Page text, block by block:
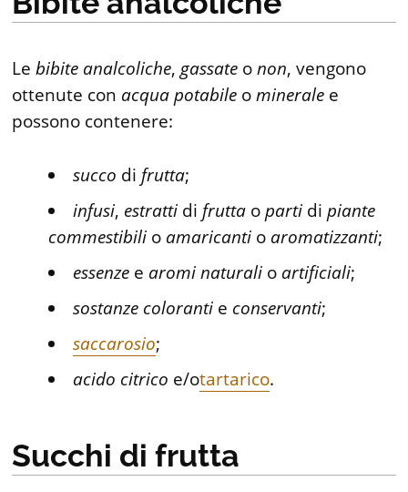
Lebibite analcoliche, gassate onon, vengono
ottenute con acqua potabile ominerale e
possono contenere:
succo di frutta;
infusi, estratti di frutta oparti dipiante
commestibili o amaricanti o aromatizzanti;
essenze e aromi naturali o artificiali;
sostanze coloranti e conservanti;
saccarosio;
acido citrico e/otartarico.
Succhi di frutta